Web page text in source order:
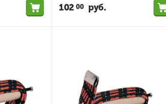
102 00 руб.